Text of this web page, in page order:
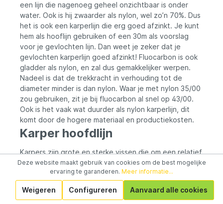
een lijn die nagenoeg geheel onzichtbaar is onder
water. Ook is hij zwaarder als nylon, wel zo’n 70%. Dus
het is ook een karperlijn die erg goed afzinkt. Je kunt
hem als hooflijn gebruiken of een 30m als voorslag
voor je gevlochten lijn. Dan weet je zeker dat je
gevlochten karperlijn goed afzinkt! Fluocarbon is ook
gladder als nylon, en zal dus gemakkelijker werpen.
Nadeel is dat de trekkracht in verhouding tot de
diameter minder is dan nylon. Waar je met nylon 35/00
zou gebruiken, zit je bij fluocarbon al snel op 43/00.
Ook is het vaak wat duurder als nylon karperlijn, dit
komt door de hogere materiaal en productiekosten.
Karper hoofdlijn
Karpers zijn grote en sterke vissen die om een relatief
dikke lijn vragen. Afhankelijk van het soort water en de
obstakels onder water kun je de onderstaande
vuistregel hanteren. Karpervissen op de rivier vraagt
vanzelfsprekend om een andere lijn dan het penvissen
Deze website maakt gebruik van cookies om de best mogelijke
ervaring te garanderen. Meer informatie...
Weigeren Configureren Aanvaard alle cookies